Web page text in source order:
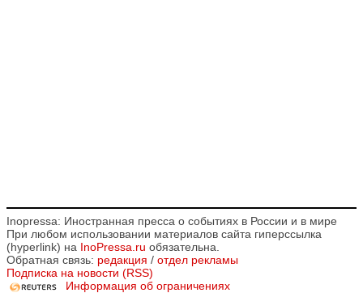
Inopressa: Иностранная пресса о событиях в России и в мире
При любом использовании материалов сайта гиперссылка
(hyperlink) на InoPressa.ru обязательна.
Обратная связь: редакция / отдел рекламы
Подписка на новости (RSS)
Информация об ограничениях